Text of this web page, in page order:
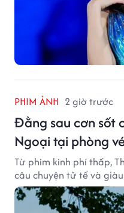
PHIM ẢNH 2 giờ trước
Đằng sau cơn sốt
Ngoại tại phòng
Từ phim kinh phí thấp,
câu chuyện tử tế và